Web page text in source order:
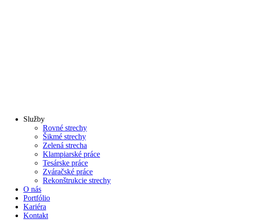
Služby
Rovné strechy
Šikmé strechy
Zelená strecha
Klampiarské práce
Tesárske práce
Zváračské práce
Rekonštrukcie strechy
O nás
Portfólio
Kariéra
Kontakt